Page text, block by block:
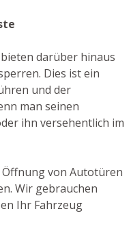
darüber hinaus
Dies ist ein
und der
man seinen
ihn versehentlich im
von Autotüren
Wir gebrauchen
Ihr Fahrzeug